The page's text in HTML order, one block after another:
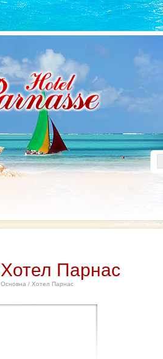
Хотел Парнас
Основна / Хотел Парнас